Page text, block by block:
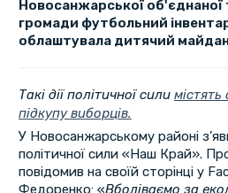
Новосанжарської об'єднаної
громади футбольний
облаштувала дитячий
Такідіїполітичної сили
підкупу виборців.
У Новосанжарському районі
політичної сили «Наш Край».
повідомив на своїй сторінці у
Федоренко: «Вболіваємо за